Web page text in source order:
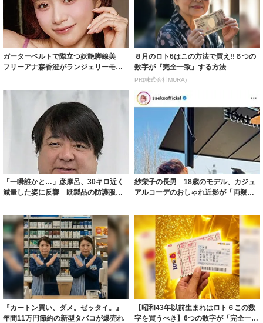
ガーターベルトで際立つ妖艶脚線美
フリーアナ森香澄がランジェリーモデ
８月のロト6はこの方法で買え!!６つの
数字が『完全一致』する方法
PR(株式会社MURA)
「一瞬誰かと…」彦摩呂、30キロ近く
減量した姿に反響 既製品の防護服が
紗栄子の長男 18歳のモデル、カジュ
アルコーデのおしゃれ近影が「両親の
『カートン買い、ダメ。ゼッタイ。』
年間11万円節約の新型タバコが爆売れ
【昭和43年以前生まれはロト６この数
字を買うべき】6つの数字が「完全一